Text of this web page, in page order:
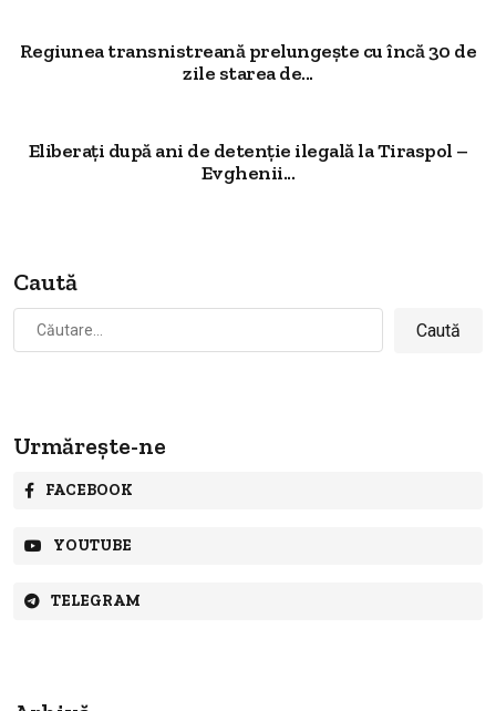
Regiunea transnistreană prelungește cu încă 30 de
zile starea de...
Eliberați după ani de detenție ilegală la Tiraspol –
Evghenii...
Caută
după:
Urmărește-ne
FACEBOOK
YOUTUBE
TELEGRAM